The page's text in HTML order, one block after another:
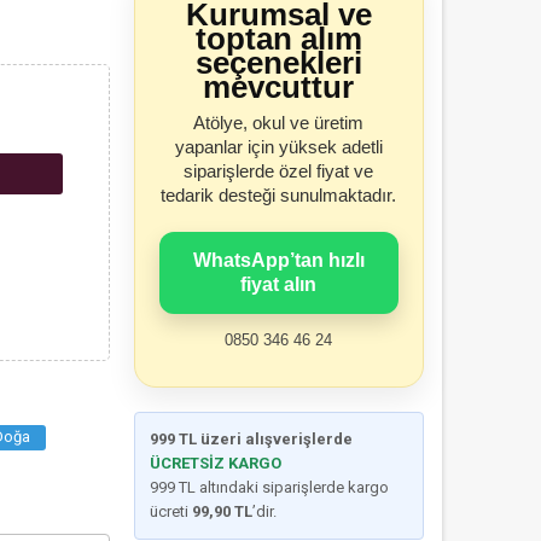
Kurumsal ve
toptan alım
seçenekleri
mevcuttur
Atölye, okul ve üretim
yapanlar için yüksek adetli
siparişlerde özel fiyat ve
tedarik desteği sunulmaktadır.
WhatsApp’tan hızlı
fiyat alın
0850 346 46 24
999 TL üzeri alışverişlerde
ÜCRETSİZ KARGO
999 TL altındaki siparişlerde kargo
ücreti 99,90 TL’dir.